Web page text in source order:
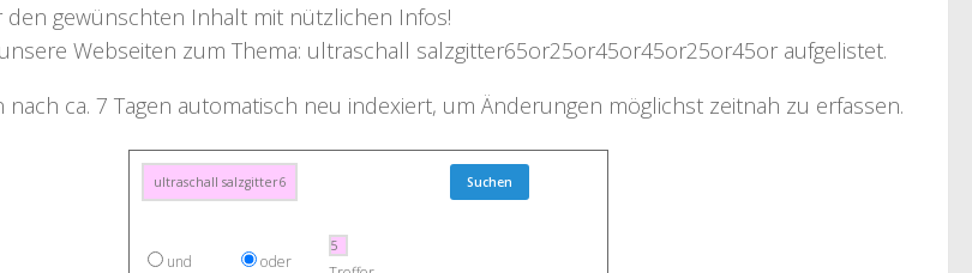
gewünschten Inhalt mit nützlichen Infos!
Webseiten zum Thema: ultraschall salzgitter65or25or45or45or25or45or aufgelistet.
nach ca. 7 Tagen automatisch neu indexiert, um Änderungen möglichst zeitnah zu erfassen.
und oder